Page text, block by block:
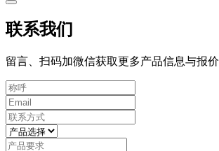
联系我们
留言、扫码加微信获取更多产品信息与报价